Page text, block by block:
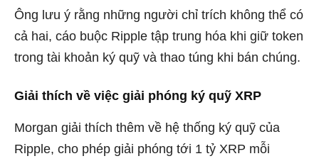
Ông lưu ý rằng những người chỉ trích không thể có
cả hai, cáo buộc Ripple tập trung hóa khi giữ token
trong tài khoản ký quỹ và thao túng khi bán chúng.
Giải thích về việc giải phóng ký quỹ XRP
Morgan giải thích thêm về hệ thống ký quỹ của
Ripple, cho phép giải phóng tới 1 tỷ XRP mỗi